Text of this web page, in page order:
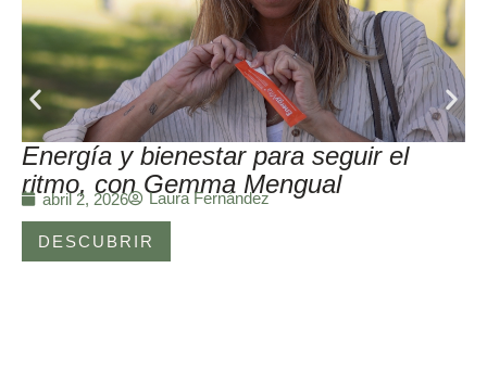
Energía y bienestar para seguir el
ritmo, con Gemma Mengual
abril 2, 2026 Laura Fernández
DESCUBRIR